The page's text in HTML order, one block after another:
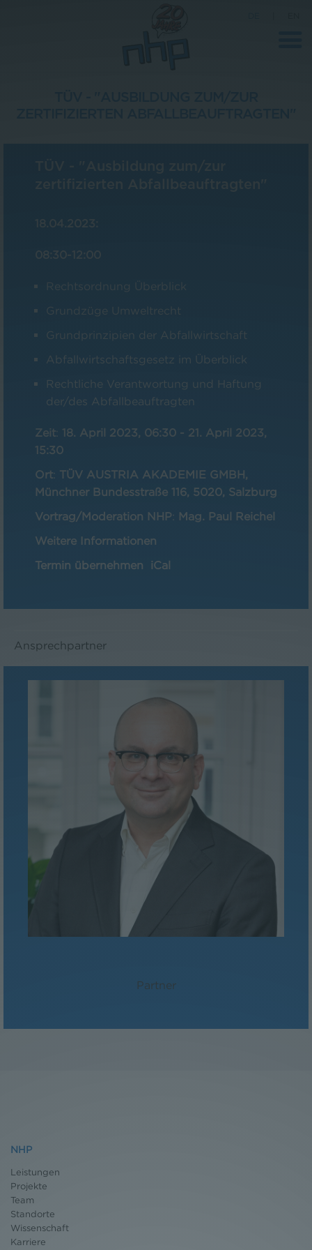
Pressebereich
Kontakt
18.04.2023:
08:30-12:00
Rechtsordnung Überblick
Grundzüge Umweltrecht
Grundprinzipien der Abfallwirtschaft
Abfallwirtschaftsgesetz im Überblick
Rechtliche Verantwortung und Haftung
der/des Abfallbeauftragten
Zeit: 18. April 2023, 06:30 - 21. April 2023,
15:30
Ort: TÜV AUSTRIA AKADEMIE GMBH,
Münchner Bundesstraße 116, 5020, Salzburg
Vortrag/Moderation NHP: Mag. Paul Reichel
Weitere Informationen
Termin übernehmen
iCal
Ansprechpartner
Partner
NHP
Leistungen
Projekte
Team
Standorte
Wissenschaft
Karriere